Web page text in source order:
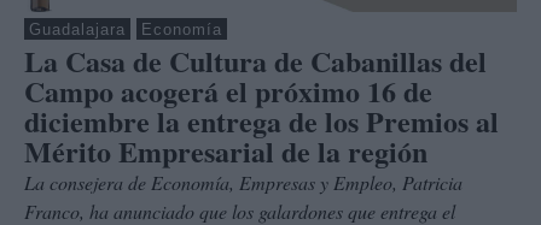
Guadalajara Economía
La Casa de Cultura de Cabanillas del
Campo acogerá el próximo 16 de
diciembre la entrega de los Premios al
Mérito Empresarial de la región
La consejera de Economía, Empresas y Empleo, Patricia
Franco, ha anunciado que los galardones que entrega el